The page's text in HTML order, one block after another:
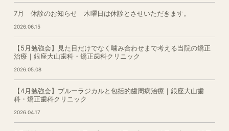
7月 休診のお知らせ 木曜日は休診とさせいただきます。
2026.06.15
【5月勉強会】見た目だけでなく噛み合わせまで考える当院の矯正
治療｜銀座大山歯科・矯正歯科クリニック
2026.05.08
【4月勉強会】ブルーラジカルと包括的歯周病治療｜銀座大山歯
科・矯正歯科クリニック
2026.04.17